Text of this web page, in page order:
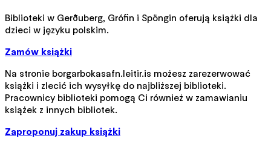
Biblioteki w Gerðuberg, Grófin i Spöngin oferują książki dla
dzieci w języku polskim.
Zamów książki
Na stronie borgarbokasafn.leitir.is możesz zarezerwować
książki i zlecić ich wysyłkę do najbliższej biblioteki.
Pracownicy biblioteki pomogą Ci również w zamawianiu
książek z innych bibliotek.
Zaproponuj zakup książki